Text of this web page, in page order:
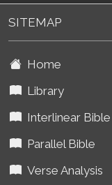
SITEMAP
Home
Library
Interlinear Bible
Parallel Bible
Verse Analysis